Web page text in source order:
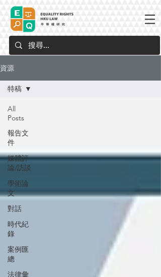
資源
All
Posts
報告文
件
媒體評
論/訪談
學術論
文
對話
時代紀
錄
案例匯
總
法律彙
特稿